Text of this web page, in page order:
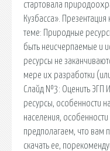
стартовала
Кузбасса».
теме: Природные
быть неисчерпаемые и
ресурсы не
мере их разработки
Слайд №3: Оценить ЭГП
ресурсы, особенности
населения,
предполагаем, что вам
скачать ее,